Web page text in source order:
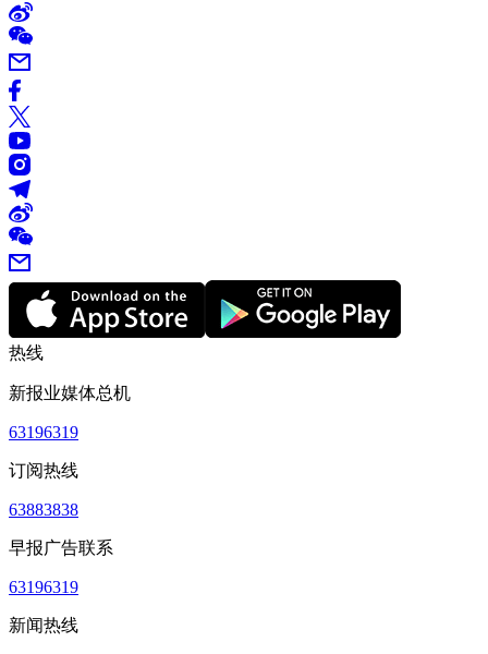
热线
新报业媒体总机
63196319
订阅热线
63883838
早报广告联系
63196319
新闻热线